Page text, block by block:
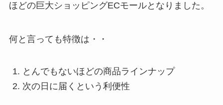
ほどの巨大ショッピングECモールとなりました。
何と言っても特徴は・・
とんでもないほどの商品ラインナップ
次の日に届くという利便性